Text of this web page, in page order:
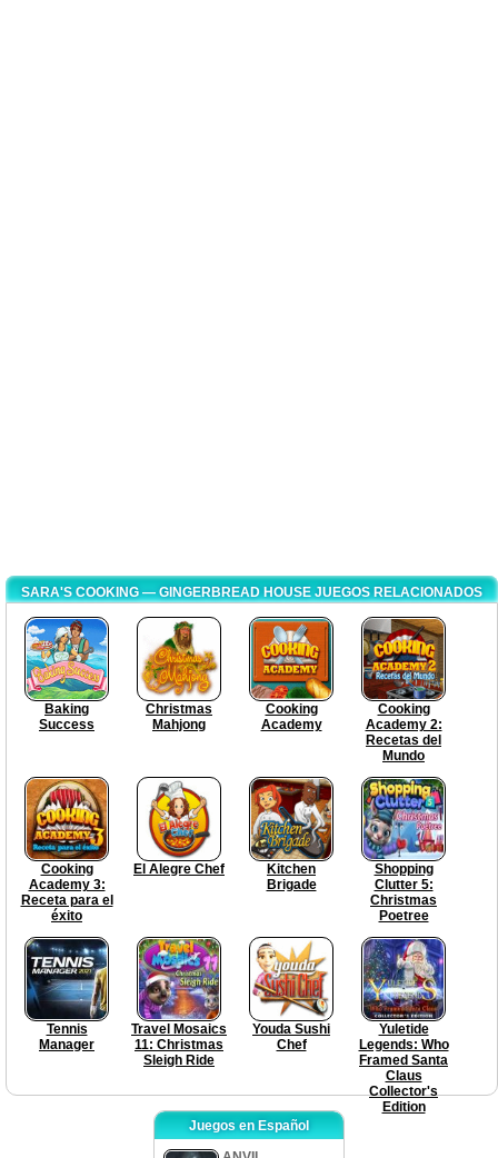
SARA'S COOKING — GINGERBREAD HOUSE JUEGOS RELACIONADOS
Baking
Success
Christmas
Mahjong
Cooking
Academy
Cooking
Academy 2:
Recetas del
Mundo
Cooking
Academy 3:
Receta para el
éxito
El Alegre Chef
Kitchen
Brigade
Shopping
Clutter 5:
Christmas
Poetree
Tennis
Manager
Travel Mosaics
11: Christmas
Sleigh Ride
Youda Sushi
Chef
Yuletide
Legends: Who
Framed Santa
Claus
Collector's
Edition
Juegos en Español